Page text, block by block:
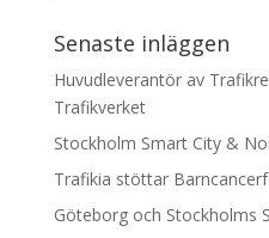
Senaste inläggen
Huvudleverantör av
Trafikverket
Stockholm Smart City &
Trafikia stöttar
Göteborg och Stockholms